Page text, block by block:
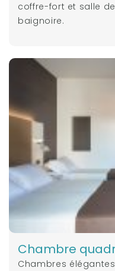
coffre-fort et salle
baignoire.
Chambre
Chambres